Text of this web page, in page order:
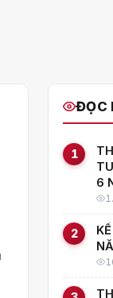
ĐỌC
1
6
2